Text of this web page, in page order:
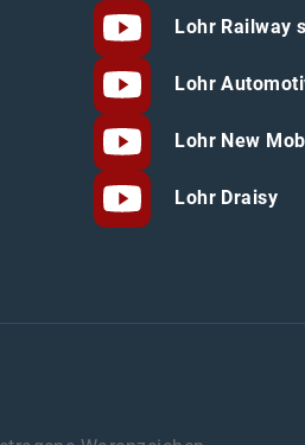
Lohr Railway
Lohr
Lohr New
Lohr Draisy